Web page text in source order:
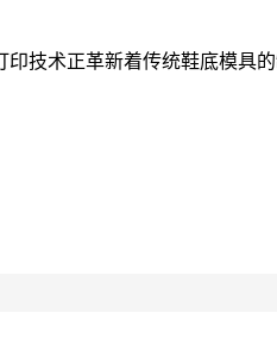
技术正革新着传统鞋底模具